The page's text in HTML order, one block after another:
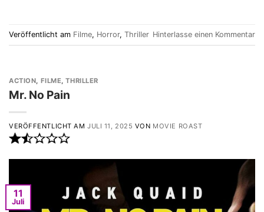
Veröffentlicht am Filme, Horror, Thriller Hinterlasse einen Kommentar
ACTION, FILME,THRILLER
Mr. No Pain
VERÖFFENTLICHT AMJULI 11, 2025 VON MOVIE ROAST
11
Juli